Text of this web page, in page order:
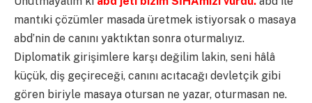
mantıki çözümler masada üretmek istiyorsak o masaya
abd’nin de canını yaktıktan sonra oturmalıyız.
Diplomatik girişimlere karşı değilim lakin, seni hâlâ
küçük, diş geçireceği, canını acıtacağı devletçik gibi
gören biriyle masaya otursan ne yazar, oturmasan ne.